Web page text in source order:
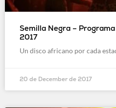
Semilla Negra –
2017
Un disco africano por cada
20 de December de 2017